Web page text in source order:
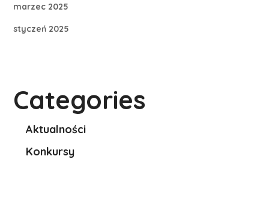
marzec 2025
styczeń 2025
Categories
Aktualności
Konkursy